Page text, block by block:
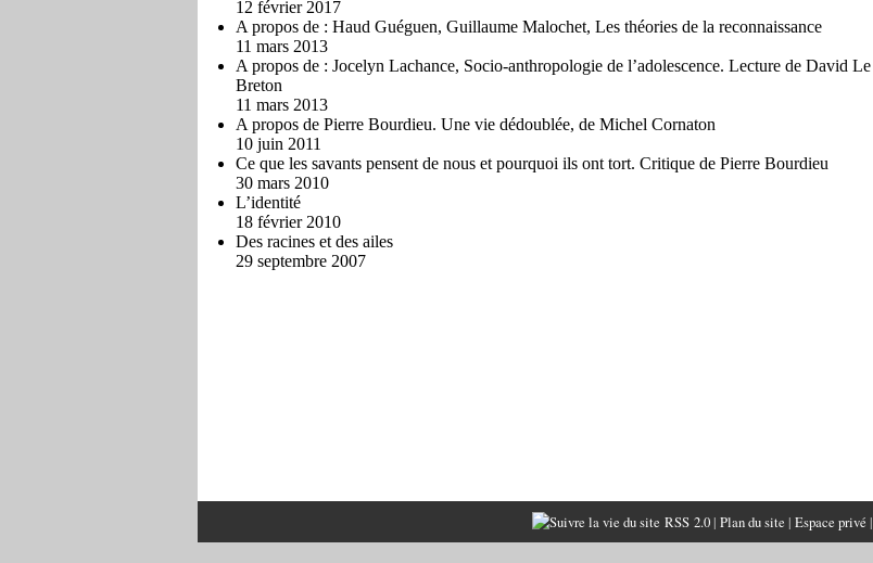
12 février 2017
A propos de : Haud Guéguen, Guillaume Malochet, Les théories de la reconnaissance
11 mars 2013
A propos de : Jocelyn Lachance, Socio-anthropologie de l’adolescence. Lecture de David Le
Breton
11 mars 2013
A propos de Pierre Bourdieu. Une vie dédoublée, de Michel Cornaton
10 juin 2011
Ce que les savants pensent de nous et pourquoi ils ont tort. Critique de Pierre Bourdieu
30 mars 2010
L’identité
18 février 2010
Des racines et des ailes
29 septembre 2007
RSS 2.0| Plan du site | Espace privé |